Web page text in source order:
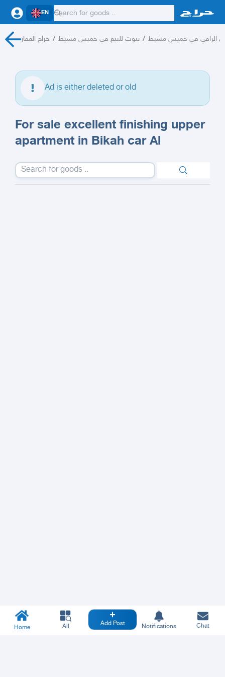
EN
حراج العقار / بيوت للبيع في خميس مشيط / الراقي في خميس مشيط
Ad is either deleted or old
For sale excellent finishing upper
apartment in Bikah car Al
Home All Add Post Notifications Chat